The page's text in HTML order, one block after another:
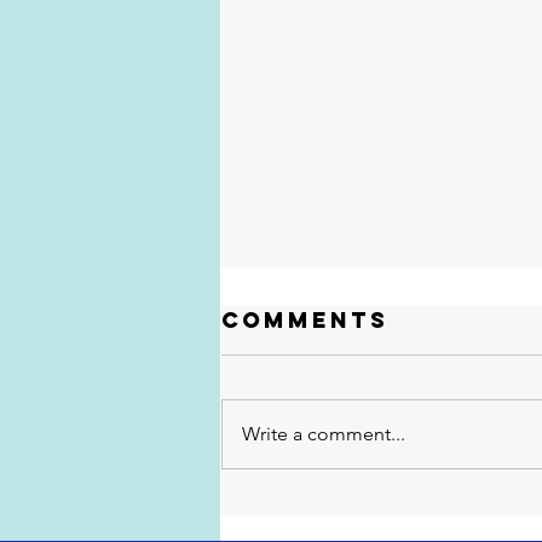
Comments
Write a comment...